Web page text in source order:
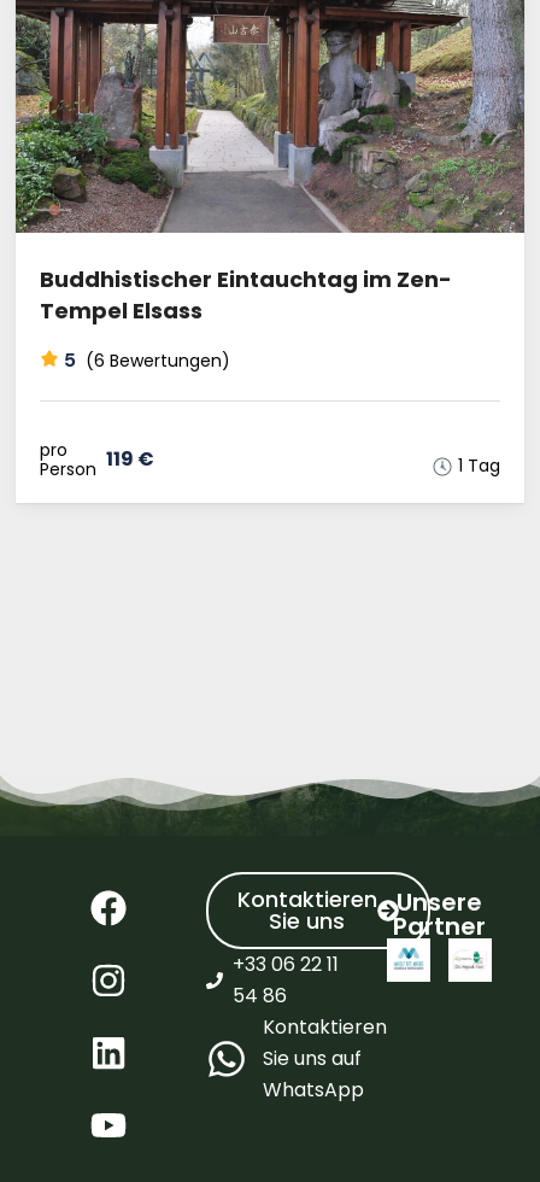
Buddhistischer Eintauchtag im Zen-
Tempel Elsass
5 (6 Bewertungen)
pro
Person 119 € 1 Tag
Kontaktieren
Sie uns
+33 06 22 11
54 86
Kontaktieren
Sie uns auf
WhatsApp
Unsere
Partner